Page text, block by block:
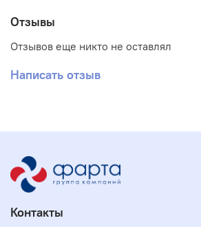
Отзывы
Отзывов еще никто не оставлял
Написать отзыв
Контакты